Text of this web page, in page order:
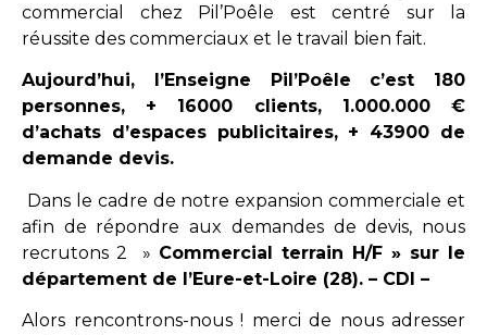
commercial chez Pil’Poêle est centré sur la
réussite des commerciaux et le travail bien fait.
Aujourd’hui, l’Enseigne Pil’Poêle c’est 180
personnes, + 16000 clients, 1.000.000 €
d’achats d’espaces publicitaires, + 43900 de
demande devis.
Dans le cadre de notre expansion commerciale et
afin de répondre aux demandes de devis, nous
recrutons 2 » Commercial terrain H/F » sur le
département de l’Eure-et-Loire (28). – CDI –
Alors rencontrons-nous ! merci de nous adresser